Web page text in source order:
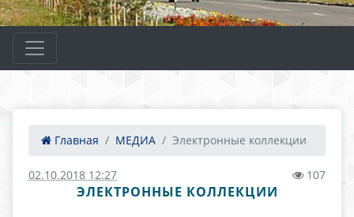
Главная МЕДИА Электронные коллекции
02.10.2018 12:27 107
ЭЛЕКТРОННЫЕ КОЛЛЕКЦИИ